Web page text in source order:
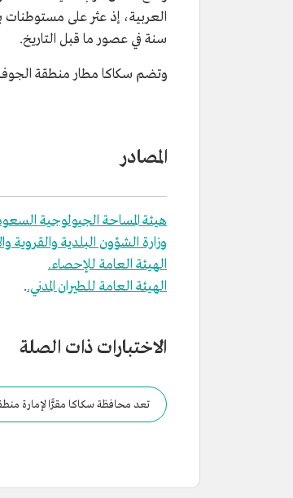
سنة في عصور ما قبل التاريخ.
وتضم سكاكا مطار منطقة الجوف،
المصادر
هيئة المساحة الجيولوجية
وزارة الشؤون البلدية والقروية
الهيئة العامة للإحصاء.
الهيئة العامة للطيران المدني..
الاختبارات ذات الصلة
تعد محافظة سكاكا مقرًّا لإمارة